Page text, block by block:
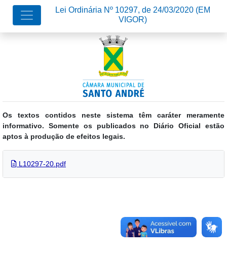
Os textos contidos neste sistema têm caráter meramente
informativo. Somente os publicados no Diário Oficial estão
aptos à produção de efeitos legais.
Lei Ordinária Nº 10297, de 24/03/2020 (EM
VIGOR)
L10297-20.pdf